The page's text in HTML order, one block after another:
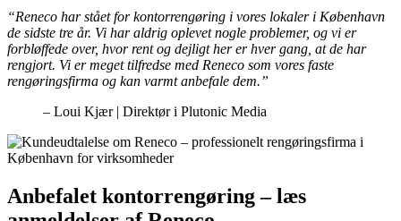
“Reneco har stået for kontorrengøring i vores lokaler i København
de sidste tre år. Vi har aldrig oplevet nogle problemer, og vi er
forbløffede over, hvor rent og dejligt her er hver gang, at de har
rengjort. Vi er meget tilfredse med Reneco som vores faste
rengøringsfirma og kan varmt anbefale dem.”
– Loui Kjær | Direktør i Plutonic Media
Anbefalet kontorrengøring – læs